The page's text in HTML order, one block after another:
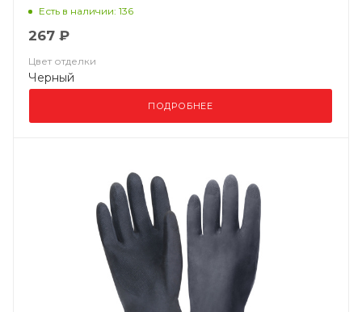
Есть в наличии: 136
267 ₽
Цвет отделки
Черный
ПОДРОБНЕЕ